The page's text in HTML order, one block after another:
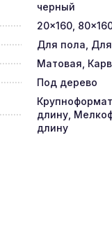
черный
20x160,
Для пола,
Матовая,
Под дерево
длину,
длину